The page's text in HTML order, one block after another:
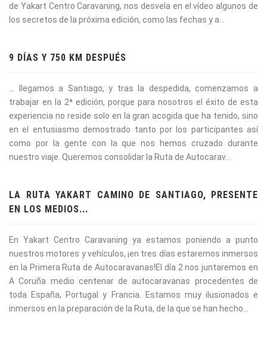
de Yakart Centro Caravaning, nos desvela en el vídeo algunos de
los secretos de la próxima edición, como las fechas y a...
9 DÍAS Y 750 KM DESPUÉS
... llegamos a Santiago, y tras la despedida, comenzamos a
trabajar en la 2ª edición, porque para nosotros el éxito de esta
experiencia no reside solo en la gran acogida que ha tenido, sino
en el entusiasmo demostrado tanto por los participantes así
como por la gente con la que nos hemos cruzado durante
nuestro viaje. Queremos consolidar la Ruta de Autocarav...
LA RUTA YAKART CAMINO DE SANTIAGO, PRESENTE
EN LOS MEDIOS...
En Yakart Centro Caravaning ya estamos poniendo a punto
nuestros motores y vehículos, ¡en tres días estaremos inmersos
en la Primera Ruta de Autocaravanas!El día 2 nos juntaremos en
A Coruña medio centenar de autocaravanas procedentes de
toda España, Portugal y Francia. Estamos muy ilusionados e
inmersos en la preparación de la Ruta, de la que se han hecho...